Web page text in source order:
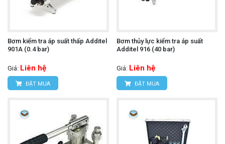
Bơm kiểm tra áp suất thấp Additel
901A (0.4 bar)
Giá: Liên hệ
ĐẶT MUA
Bơm thủy lực kiểm tra áp suất
Additel 916 (40 bar)
Giá: Liên hệ
ĐẶT MUA